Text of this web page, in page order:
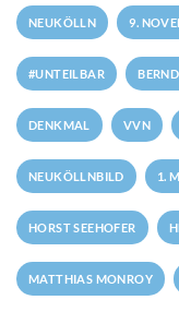
NEUKÖLLN 9.
#UNTEILBAR
DENKMAL VVN
NEUKÖLLNBILD 1.
HORST SEEHOFER
MATTHIAS MONROY